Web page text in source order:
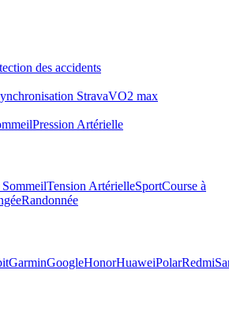
des accidents
StravaVO2 max
Pression Artérielle
Tension ArtérielleSportCourse à
Randonnée
GarminGoogleHonorHuaweiPolarRedmi